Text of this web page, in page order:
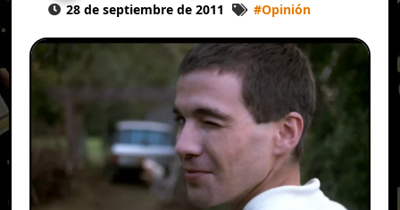
28 de septiembre de 2011
#Opinión